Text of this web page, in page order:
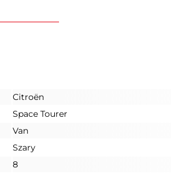
Citroën
Space Tourer
Van
Szary
8